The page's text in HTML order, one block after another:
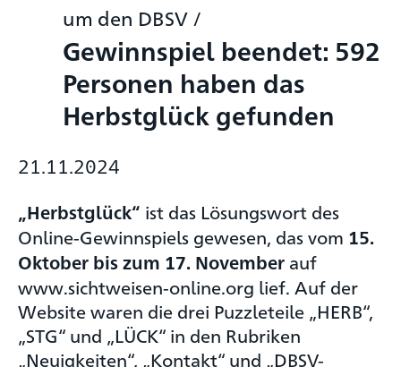
um den DBSV /
Gewinnspiel beendet: 592
Personen haben das
Herbstglück gefunden
21.11.2024
„Herbstglück“ ist das Lösungswort des
Online-Gewinnspiels gewesen, das vom 15.
Oktober bis zum 17. November auf
www.sichtweisen-online.org lief. Auf der
Website waren die drei Puzzleteile „HERB“,
„STG“ und „LÜCK“ in den Rubriken
„Neuigkeiten“, „Kontakt“ und „DBSV-